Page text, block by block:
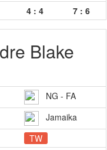
4 : 4 7 : 6
Blake
NG - FA
Jamaika
TW